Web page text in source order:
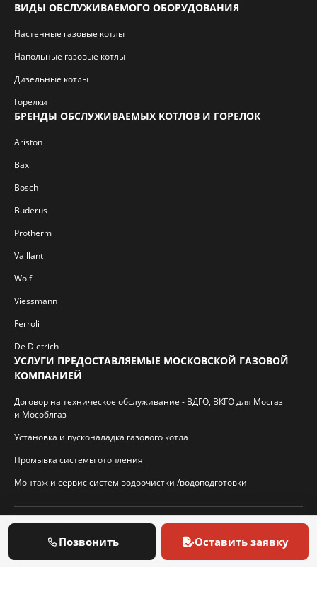
ВИДЫ ОБСЛУЖИВАЕМОГО ОБОРУДОВАНИЯ
Настенные газовые котлы
Напольные газовые котлы
Дизельные котлы
Горелки
БРЕНДЫ ОБСЛУЖИВАЕМЫХ КОТЛОВ И ГОРЕЛОК
Ariston
Baxi
Bosch
Buderus
Protherm
Vaillant
Wolf
Viessmann
Ferroli
De Dietrich
УСЛУГИ ПРЕДОСТАВЛЯЕМЫЕ МОСКОВСКОЙ ГАЗОВОЙ
КОМПАНИЕЙ
Договор на техническое обслуживание - ВДГО, ВКГО для Мосгаз
и Мособлгаз
Установка и пусконаладка газового котла
Промывка системы отопления
Монтаж и сервис систем водоочистки /водоподготовки
© 2026 И.П. Кротиков С.А. Virtbridge.ru
Позвонить Оставить заявку